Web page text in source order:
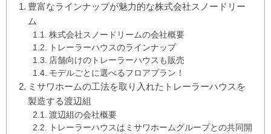
豊富なラインナップが魅力的な株式会社スノードリー
ム
株式会社スノードリームの会社概要
トレーラーハウスのラインナップ
店舗向けのトレーラーハウスも販売
モデルごとに選べるフロアプラン！
ミサワホームの工法を取り入れたトレーラーハウスを
製造する渡辺組
渡辺組の会社概要
トレーラーハウスはミサワホームグループとの共同開